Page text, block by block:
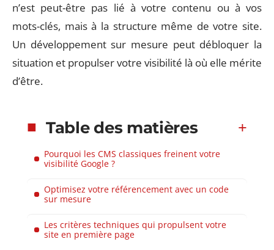
n’est peut-être pas lié à votre contenu ou à vos
mots-clés, mais à la structure même de votre site.
Un développement sur mesure peut débloquer la
situation et propulser votre visibilité là où elle mérite
d’être.
Table des matières
Pourquoi les CMS classiques freinent votre
visibilité Google ?
Optimisez votre référencement avec un code
sur mesure
Les critères techniques qui propulsent votre
site en première page